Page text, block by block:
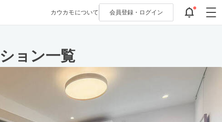
カウカモについて 会員登録・ ログイン
ョン一覧